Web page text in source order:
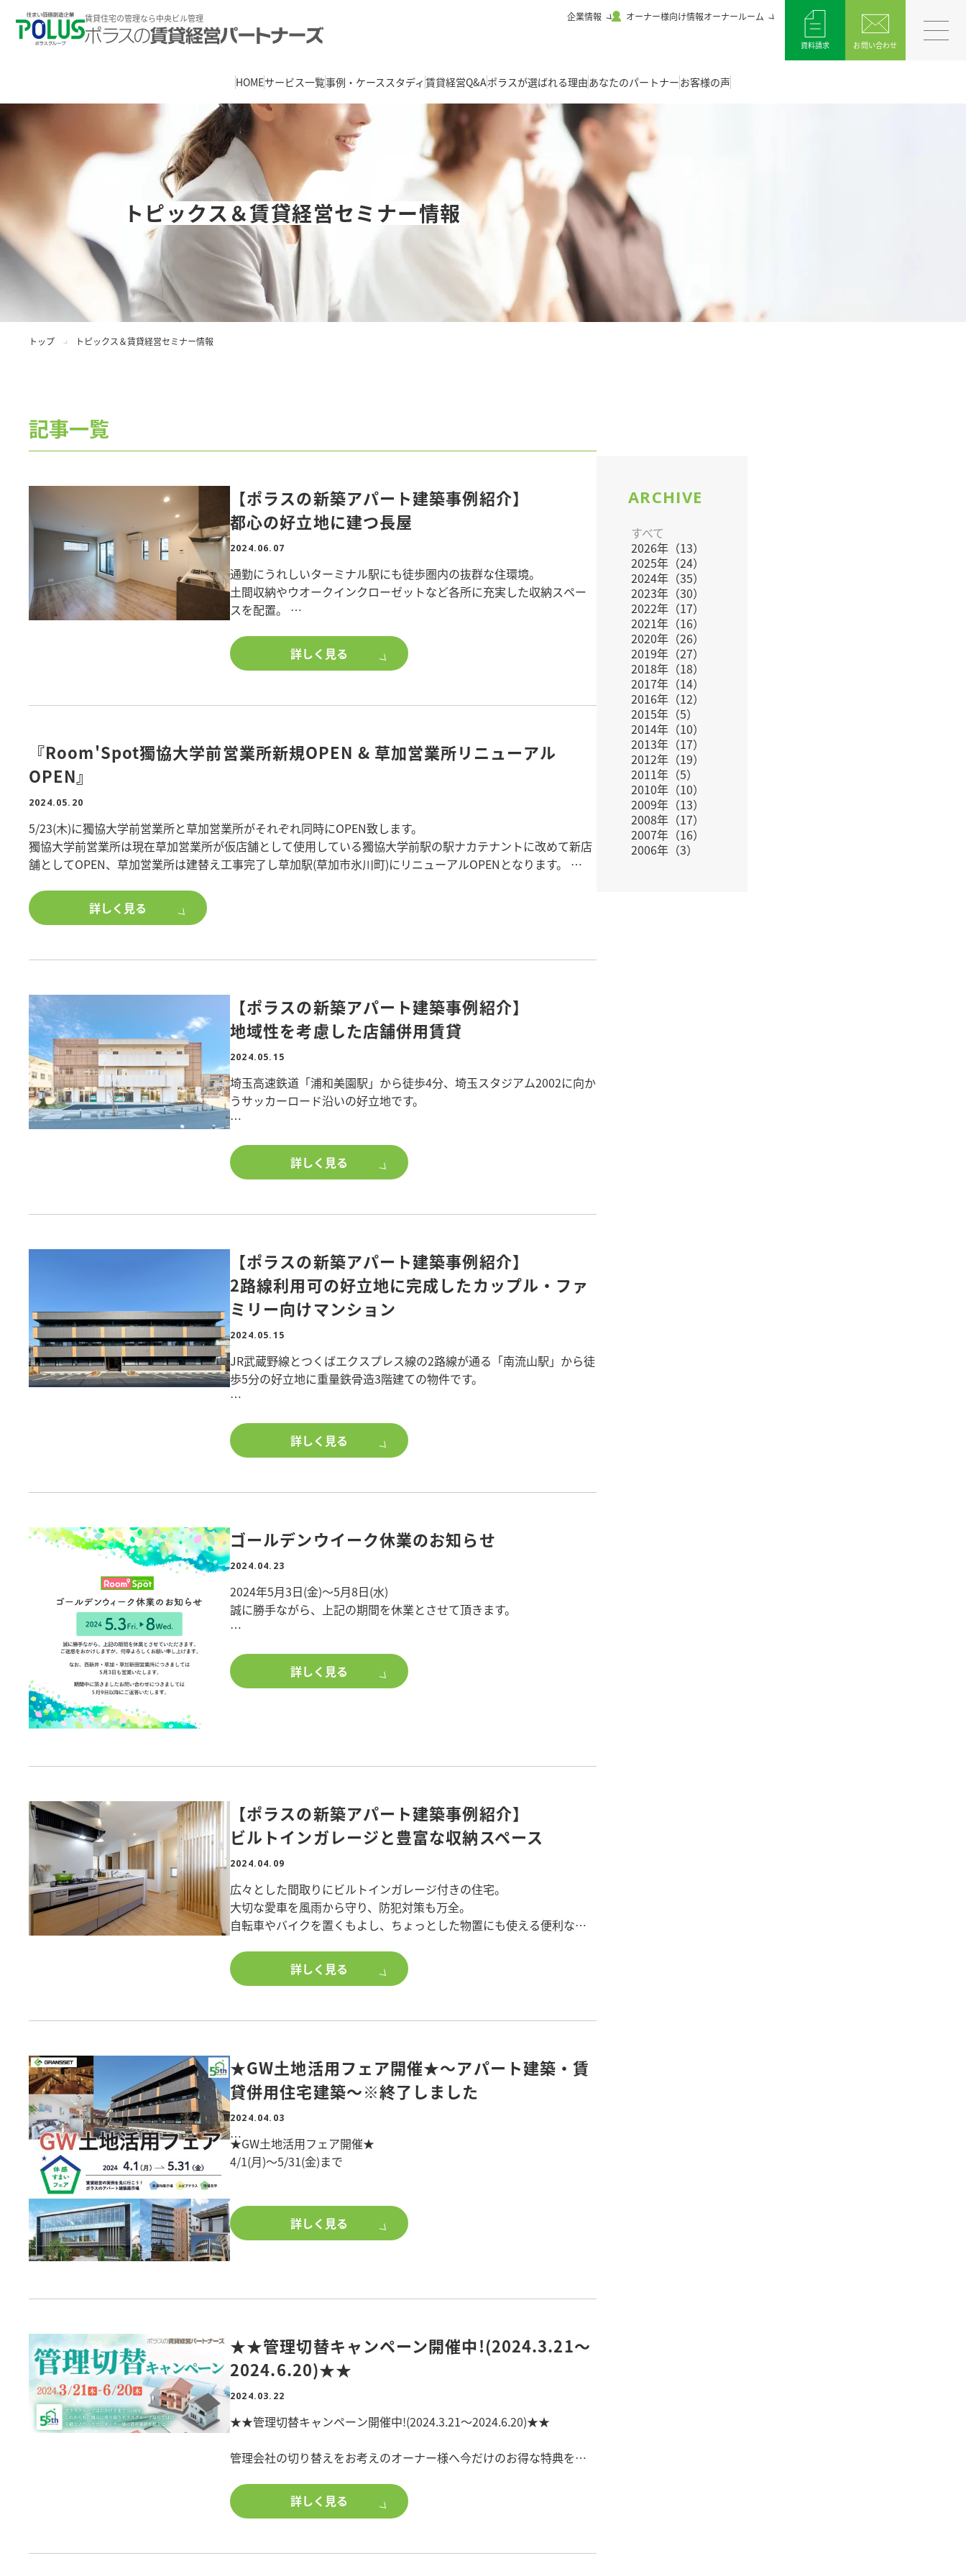
賃貸住宅の管理なら中央ビル管理 企業情報 オーナー様向け情報オーナールーム
資料請求 お問い合わせ
HOMEサービス一覧事例・ケーススタディ 賃貸経営Q&Aポラスが選ばれる理由あなたのパートナーお客様の声
トピックス＆賃貸経営セミナー情報
トップ トピックス＆賃貸経営セミナー情報
記事一覧
【ポラスの新築アパート建築事例紹介】
都心の好立地に建つ長屋
2024.06.07
通勤にうれしいターミナル駅にも徒歩圏内の抜群な住環境。
土間収納やウオークインクローゼットなど各所に充実した収納スペー
スを配置。
を重視して設計しました。
■延床面積/122.14平米
物件詳細を知りたい方、ポラスグループのアパート・マンション建
築、土地活用にご興味のある方は、
是非、ポラスで建築をご検討ください。
詳しく見る
『Room'Spot獨協大学前営業所新規OPEN & 草加営業所リニューアル
OPEN』
2024.05.20
5/23(木)に獨協大学前営業所と草加営業所がそれぞれ同時にOPEN致します。
獨協大学前営業所は現在草加営業所が仮店舗として使用している獨協大学前駅の駅ナカテナントに改めて新店
舗としてOPEN、草加営業所は建替え工事完了し草加駅(草加市氷川町)にリニューアルOPENとなります。
オープンイベントも開催いたしますので、是非この機会に賃貸・売買・管理切替のご相談ご来店を
スタッフ一同、心よりお待ち申し上げております!
【獨協大学前営業所】
■ 新住所:〒340-0041 草加市松原1-1-1
■ TEL:048-946-2250 ■FAX:048-946-2251
■ フリーコール:0120-983-579
■ 東武スカイツリーライン『獨協大学前(草加松原)駅』西口徒歩1分
【草加営業所】
■ 住所:〒340-0034 草加市氷川町2131-3
■ TEL:048-927-8311 ■FAX:048-927-8342
詳しく見る
【ポラスの新築アパート建築事例紹介】
地域性を考慮した店舗併用賃貸
2024.05.15
埼玉高速鉄道「浦和美園駅」から徒歩4分、埼玉スタジアム2002に向か
うサッカーロード沿いの好立地です。
ねた英会話教室、2階は学習塾のテナントが入ります。3階の居住エリ
アには、オートロックドアを設置し、テナント利用者が居住エリアに
■間取り/店舗×4戸 1LDK×4戸
■階数/3階
■竣工日/2024年3月
■構造/重量鉄骨造
■敷地面積/521平米
■所在地/埼玉県さいたま市
築、土地活用にご興味のある方は、
是非、ポラスで建築をご検討ください。
詳しく見る
【ポラスの新築アパート建築事例紹介】
2路線利用可の好立地に完成したカップル・ファ
ミリー向けマンション
2024.05.15
JR武蔵野線とつくばエクスプレス線の2路線が通る「南流山駅」から徒
歩5分の好立地に重量鉄骨造3階建ての物件です。
給が多くなっていることから、カップル・ファミリー層向けの
1LDK,2LDKの間取りとしました。
ち合わせを行いました。今や賃貸物件の必需品ともいわれる宅配ボッ
クスや、防犯カメラ、インターネット無料、部屋ごとにデザインや色
ました。
■間取り/1LDK×9戸 2LDK×6戸
■竣工日/2024年3月
■構造/重量鉄骨造
詳しく見る
ゴールデンウイーク休業のお知らせ
2024.04.23
2024年5月3日(金)～5月8日(水)
誠に勝手ながら、上記の期間を休業とさせて頂きます。
5月3日(金)も営業いたします。
詳しく見る
【ポラスの新築アパート建築事例紹介】
ビルトインガレージと豊富な収納スペース
2024.04.09
広々とした間取りにビルトインガレージ付きの住宅。
大切な愛車を風雨から守り、防犯対策も万全。
自転車やバイクを置くもよし、ちょっとした物置にも使える便利な空
室内には人気の土間収納、大型ウオークインクローゼット、各所に物
入を豊富に設け、
■構造/木造
■敷地面積/809.31平米
■延床面積/A棟98.74平米
■所在地/埼玉県さいたま市北区 東宮原駅徒歩10分
■表面利回り/8.6%
是非、ポラスで建築をご検討ください。
詳しく見る
★GW土地活用フェア開催★～アパート建築・賃
貸併用住宅建築～※終了しました
2024.04.03
★GW土地活用フェア開催★
4/1(月)～5/31(金)まで
ナー様向けに
ポラスが開催する、体感すまいフェアをご紹介します。
<特典2>展示場ご来場で「ウォータージャグ」プレゼント
<特典3>対象の現場見学会・展示場ご来場でギフトカードプレゼント
ドアップ
詳しく見る
★★管理切替キャンペーン開催中!(2024.3.21～
2024.6.20)★★
2024.03.22
★★管理切替キャンペーン開催中!(2024.3.21～2024.6.20)★★
管理会社の切り替えをお考えのオーナー様へ今だけのお得な特典をご
今だけ管理手数料最大6ヶ月間無料!
詳しく見る
ARCHIVE
すべて
2026年（13）
2025年（24）
2024年（35）
2023年（30）
2022年（17）
2021年（16）
2020年（26）
2019年（27）
2018年（18）
2017年（14）
2016年（12）
2015年（5）
2014年（10）
2013年（17）
2012年（19）
2011年（5）
2010年（10）
2009年（13）
2008年（17）
2007年（16）
2006年（3）